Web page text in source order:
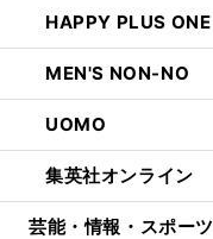
HAPPY PLUS ONE
MEN'S NON-NO
UOMO
集英社オンライン
芸能・情報・スポーツ